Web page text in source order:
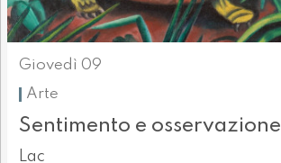
Giovedì 09
Arte
Sentimento e osservazione
Lac